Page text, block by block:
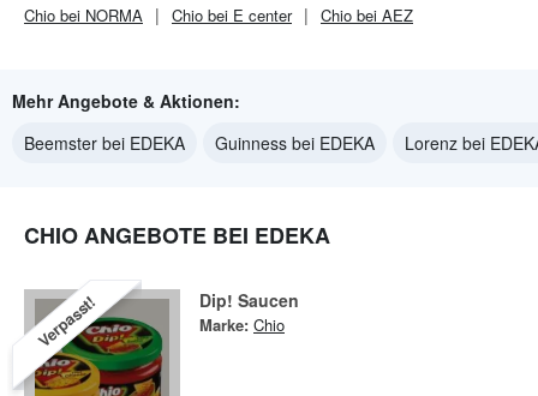
Chio bei NORMA
Chio bei E center Chio bei AEZ
Mehr Angebote & Aktionen:
Beemster bei EDEKA
Guinness bei EDEKA Lorenz bei
CHIO ANGEBOTE BEI EDEKA
Verpasst! Dip! Saucen
Marke: Chio